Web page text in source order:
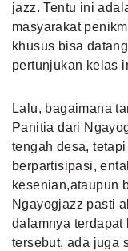
jazz. Tentu ini
masyarakat
khusus bisa
pertunjukan kelas
Lalu, bagaimana
Panitia dari
tengah desa,
berpartisipasi,
kesenian,ataupun
Ngayogjazz pasti
dalamnya terdapat
tersebut, ada juga